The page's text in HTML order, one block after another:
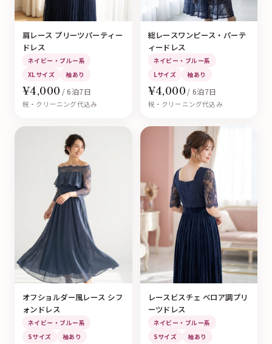
肩レース プリーツパーティー
ドレス
ネイビー・ブルー系
XLサイズ
袖あり
¥4,000 / 6泊7日
税・クリーニング代込み
総レースワンピース・パーテ
ィードレス
ネイビー・ブルー系
Lサイズ
袖あり
¥4,000 / 6泊7日
税・クリーニング代込み
オフショルダー風レース シフ
ォンドレス
ネイビー・ブルー系
Sサイズ
袖あり
レースビスチェ ベロア調プリ
ーツドレス
ネイビー・ブルー系
Sサイズ
袖あり